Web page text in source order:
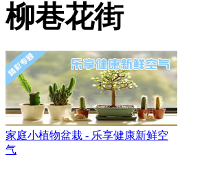
柳巷花街
家庭小植物盆栽 - 乐享健康新鲜空
气